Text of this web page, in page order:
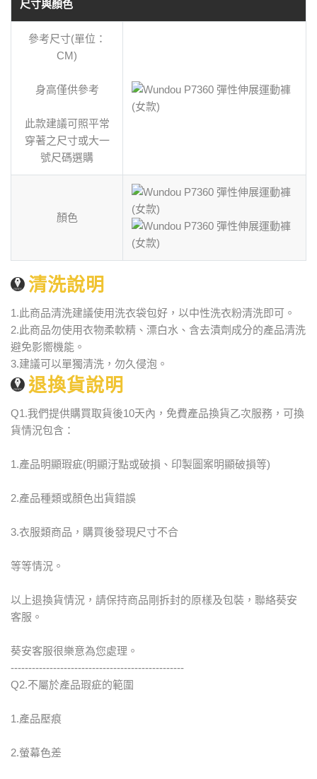
尺寸與顏色
參考尺寸(單位：
CM)
身高僅供參考
此款建議可照平常
穿著之尺寸或大一
號尺碼選購
顏色
清洗說明
1.此商品清洗建議使用洗衣袋包好，以中性洗衣粉清洗即可。
2.此商品勿使用衣物柔軟精、漂白水、含去漬劑成分的產品清洗
避免影嚮機能。
3.建議可以單獨清洗，勿久侵泡。
退換貨說明
Q1.我們提供購買取貨後10天內，免費產品換貨乙次服務，可換
貨情況包含：
1.產品明顯瑕疵(明顯汙點或破損、印製圖案明顯破損等)
2.產品種類或顏色出貨錯誤
3.衣服類商品，購買後發現尺寸不合
等等情況。
以上退換貨情況，請保持商品剛拆封的原樣及包裝，聯絡葵安
客服。
葵安客服很樂意為您處理。
-------------------------------------------------
Q2.不屬於產品瑕疵的範圍
1.產品壓痕
2.螢幕色差